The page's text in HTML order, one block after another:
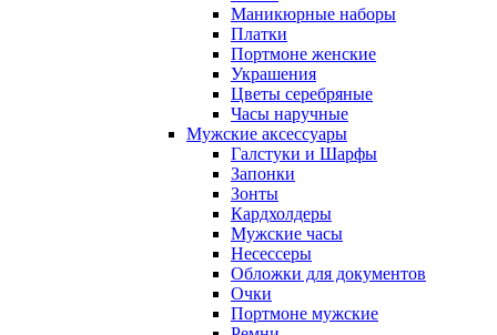
Маникюрные наборы
Платки
Портмоне женские
Украшения
Цветы серебряные
Часы наручные
Мужские аксессуары
Галстуки и Шарфы
Запонки
Зонты
Кардхолдеры
Мужские часы
Несессеры
Обложки для документов
Очки
Портмоне мужские